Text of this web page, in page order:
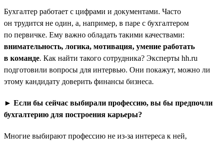
Бухгалтер работает с цифрами и документами. Часто
он трудится не один, а, например, в паре с бухгалтером
по первичке. Ему важно обладать такими качествами:
внимательность, логика, мотивация, умение работать
в команде. Как найти такого сотрудника? Эксперты hh.ru
подготовили вопросы для интервью. Они покажут, можно ли
этому кандидату доверить финансы бизнеса.
► Если бы сейчас выбирали профессию, вы бы предпочли
бухгалтерию для построения карьеры?
Многие выбирают профессию не из-за интереса к ней,